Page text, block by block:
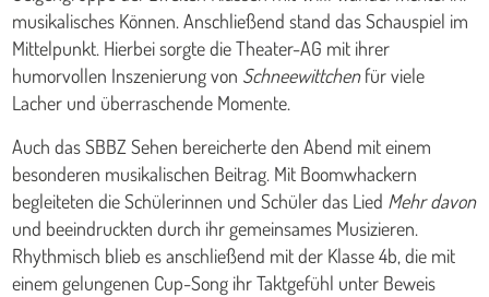
musikalisches Können. Anschließend stand das Schauspiel im
Mittelpunkt. Hierbei sorgte die Theater-AG mit ihrer
humorvollen Inszenierung von Schneewittchenfür viele
Lacher und überraschende Momente.
Auch das SBBZ Sehen bereicherte den Abend mit einem
besonderen musikalischen Beitrag. Mit Boomwhackern
begleiteten die Schülerinnen und Schüler das Lied Mehr davon
und beeindruckten durch ihr gemeinsames Musizieren.
Rhythmisch blieb es anschließend mit der Klasse 4b, die mit
einem gelungenen Cup-Song ihr Taktgefühl unter Beweis